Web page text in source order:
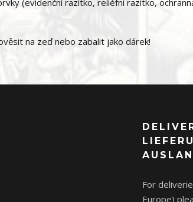
(evidenční razítko, reliéfní razítko,
na zeď nebo zabalit jako dárek!
For
Europe)